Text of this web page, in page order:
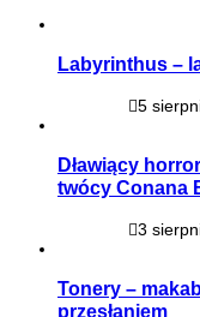
Labyrinthus –
5
Dławiący
twócy Conana
3
Tonery –
przesłaniem